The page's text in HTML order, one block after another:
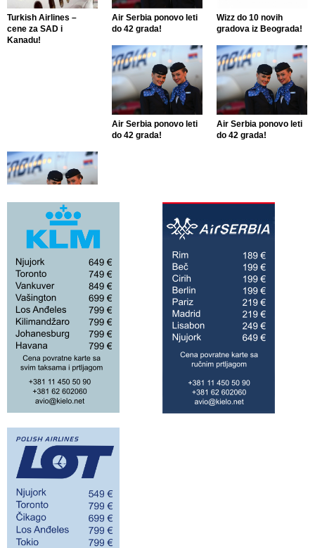
Turkish Airlines –
cene za SAD i
Kanadu!
Air Serbia ponovo leti
do 42 grada!
Wizz do 10 novih
gradova iz Beograda!
Air Serbia ponovo leti
do 42 grada!
Air Serbia ponovo leti
do 42 grada!
Air Serbia ponovo leti
do 42 grada!